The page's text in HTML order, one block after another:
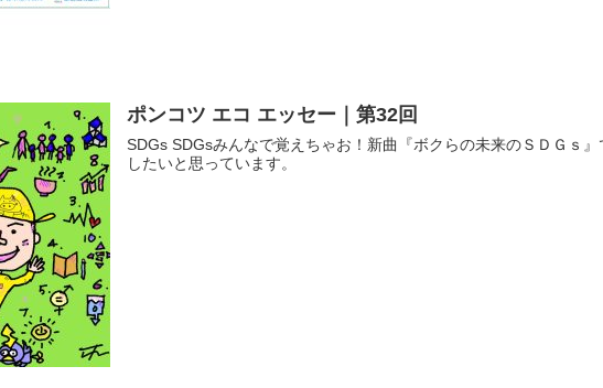
ポンコツ エコ エッセー｜第32回
SDGs SDGsみんなで覚えちゃお！新曲『ボクらの未来のＳＤＧｓ
したいと思っています。